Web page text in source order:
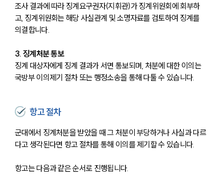
조사 결과에 따라 징계요구권자(지휘관)가 징계위원회에 회부하
고, 징계위원회는 해당 사실관계 및 소명자료를 검토하여 징계를
의결합니다.
3. 징계처분 통보
징계 대상자에게 징계 결과가 서면 통보되며, 처분에 대한 이의는
국방부 이의제기 절차 또는 행정소송을 통해 다툴 수 있습니다.
항고 절차
군대에서 징계처분을 받았을 때 그 처분이 부당하거나 사실과 다르
다고 생각된다면 항고 절차를 통해 이의를 제기할 수 있습니다.
항고는 다음과 같은 순서로 진행됩니다.